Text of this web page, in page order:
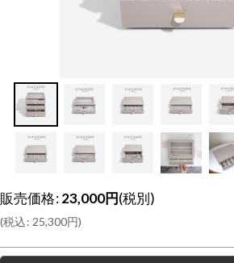
販売価格:23,000円(税別)
(税込: 25,300円)